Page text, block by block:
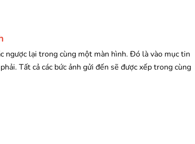
ngược lại trong cùng một màn hình. Đó là vào mục tin
Tất cả các bức ảnh gửi đến sẽ được xếp trong cùng